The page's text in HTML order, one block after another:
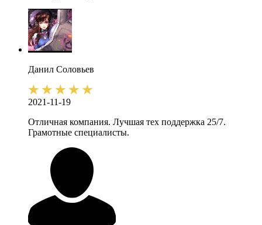
Данил Соловьев
2021-11-19
Отличная компания. Лучшая тех поддержка 25/7.
Грамотные специалисты.